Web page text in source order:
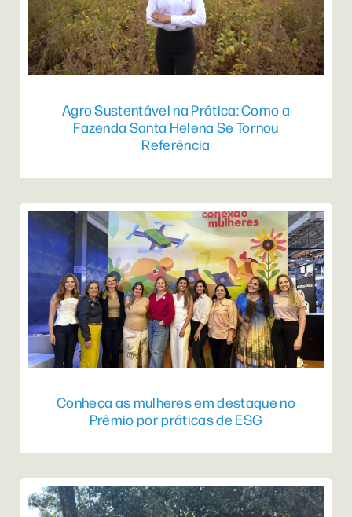
Agro Sustentável na Prática: Como a
Fazenda Santa Helena Se Tornou
Referência
Conheça as mulheres em destaque no
Prêmio por práticas de ESG